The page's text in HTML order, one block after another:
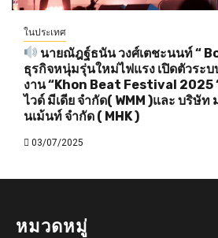
ในประเทศ
นายณัฎฐ์ธนัน วงศ์เตชะนนท์ “
ธุรกิจหนุ่มรุ่นใหม่ไฟแรง เปิดตัวระบ
งาน “Khon Beat Festival 2025
ไวด์ มีเดีย จำกัด( WMM )และ บริษัท
นเม้นท์ จำกัด ( MHK )
03/07/2025
หมวดหมู่